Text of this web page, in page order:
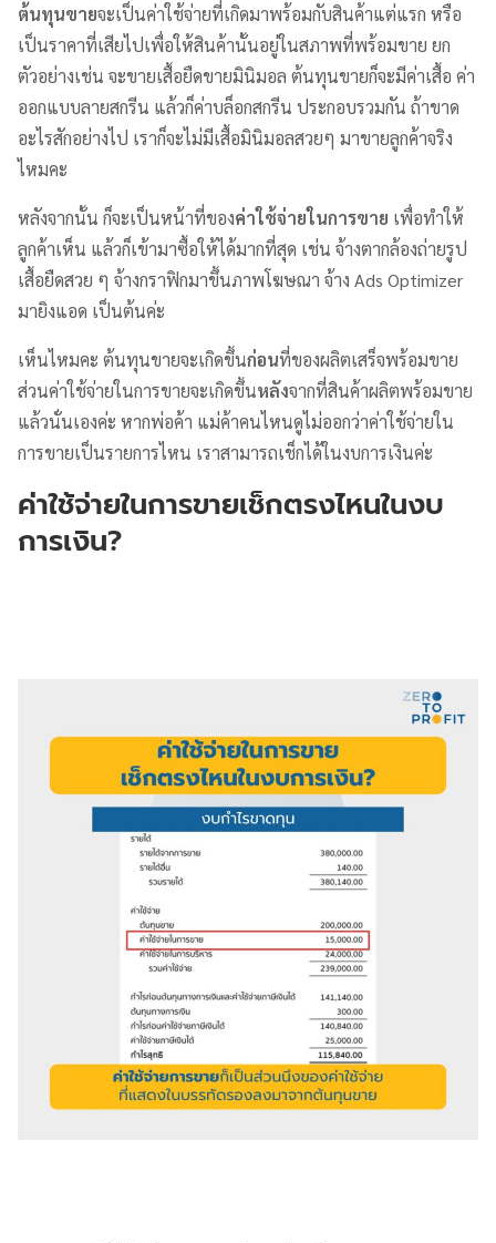
ต้นทุนขายจะเป็นค่าใช้จ่ายที่เกิดมาพร้อมกับสินค้าแต่แรก หรือ
เป็นราคาที่เสียไปเพื่อให้สินค้านั้นอยู่ในสภาพที่พร้อมขาย ยก
ตัวอย่างเช่น จะขายเสื้อยืดขายมินิมอล ต้นทุนขายก็จะมีค่าเสื้อ ค่า
ออกแบบลายสกรีน แล้วก็ค่าบล็อกสกรีน ประกอบรวมกัน ถ้าขาด
อะไรสักอย่างไป เราก็จะไม่มีเสื้อมินิมอลสวยๆ มาขายลูกค้าจริง
ไหมคะ
หลังจากนั้น ก็จะเป็นหน้าที่ของค่าใช้จ่ายในการขาย เพื่อทำให้
ลูกค้าเห็น แล้วก็เข้ามาซื้อให้ได้มากที่สุด เช่น จ้างตากล้องถ่ายรูป
เสื้อยืดสวย ๆ จ้างกราฟิกมาขึ้นภาพโฆษณา จ้าง Ads Optimizer
มายิงแอด เป็นต้นค่ะ
เห็นไหมคะ ต้นทุนขายจะเกิดขึ้นก่อนที่ของผลิตเสร็จพร้อมขาย
ส่วนค่าใช้จ่ายในการขายจะเกิดขึ้นหลังจากที่สินค้าผลิตพร้อมขาย
แล้วนั่นเองค่ะ หากพ่อค้า แม่ค้าคนไหนดูไม่ออกว่าค่าใช้จ่ายใน
การขายเป็นรายการไหน เราสามารถเช็กได้ในงบการเงินค่ะ
ค่าใช้จ่ายในการขายเช็กตรงไหนในงบ
การเงิน?